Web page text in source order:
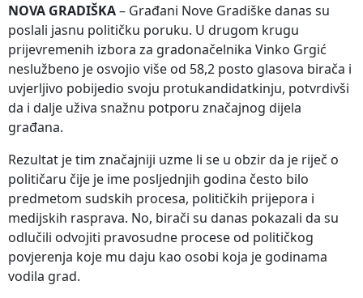
NOVA GRADIŠKA– Građani Nove Gradiške danas su
poslali jasnu političku poruku. U drugom krugu
prijevremenih izbora za gradonačelnika Vinko Grgić
neslužbeno je osvojio više od 58,2 posto glasova birača i
uvjerljivo pobijedio svoju protukandidatkinju, potvrdivši
da i dalje uživa snažnu potporu značajnog dijela
građana.
Rezultat je tim značajniji uzme li se u obzir da je riječ o
političaru čije je ime posljednjih godina često bilo
predmetom sudskih procesa, političkih prijepora i
medijskih rasprava. No, birači su danas pokazali da su
odlučili odvojiti pravosudne procese od političkog
povjerenja koje mu daju kao osobi koja je godinama
vodila grad.